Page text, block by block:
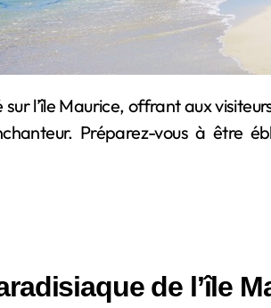
Préparez-vous à être
de l’île